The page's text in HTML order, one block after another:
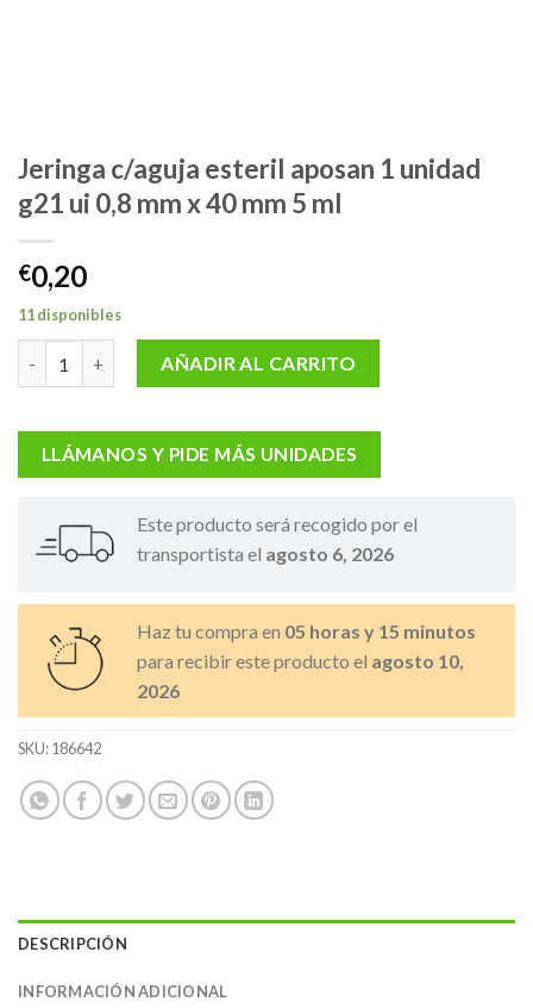
Jeringa c/aguja esteril aposan 1 unidad
g21 ui 0,8 mm x 40 mm 5 ml
€0,20
11 disponibles
Jeringa c/aguja esteril aposan 1 unidad g21 ui 0,8 mm x 40 mm 5
AÑADIR AL CARRITO
LLÁMANOS Y PIDE MÁS UNIDADES
Este producto será recogido por el
transportista el agosto 6, 2026
Haz tu compra en 05 horas y 15 minutos
para recibir este producto el agosto 10,
2026
SKU:186642
DESCRIPCIÓN
INFORMACIÓN ADICIONAL